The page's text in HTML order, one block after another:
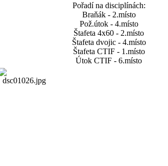
Pořadí na disciplínách:
Braňák - 2.místo
Pož.útok - 4.místo
Štafeta 4x60 - 2.místo
Štafeta dvojic - 4.místo
Štafeta CTIF - 1.místo
Útok CTIF - 6.místo